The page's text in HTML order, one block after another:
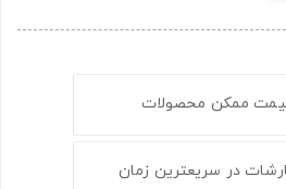
قیمت ممکن محصولات
در سریعترین زمان